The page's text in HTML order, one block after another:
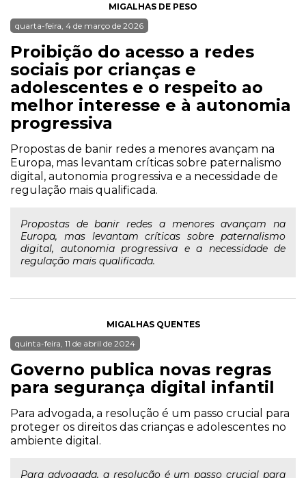
MIGALHAS DE PESO
quarta-feira, 4 de março de 2026
Proibição do acesso a redes
sociais por crianças e
adolescentes e o respeito ao
melhor interesse e à autonomia
progressiva
Propostas de banir redes a menores avançam na
Europa, mas levantam críticas sobre paternalismo
digital, autonomia progressiva e a necessidade de
regulação mais qualificada.
Propostas de banir redes a menores avançam na
Europa, mas levantam críticas sobre paternalismo
digital, autonomia progressiva e a necessidade de
regulação mais qualificada.
MIGALHAS QUENTES
quinta-feira, 11 de abril de 2024
Governo publica novas regras
para segurança digital infantil
Para advogada, a resolução é um passo crucial para
proteger os direitos das crianças e adolescentes no
ambiente digital.
Para advogada, a resolução é um passo crucial para